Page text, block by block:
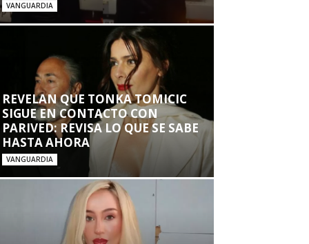
VANGUARDIA
REVELAN QUE TONKA TOMICIC
SIGUE EN CONTACTO CON
PARIVED: REVISA LO QUE SE SABE
HASTA AHORA
VANGUARDIA